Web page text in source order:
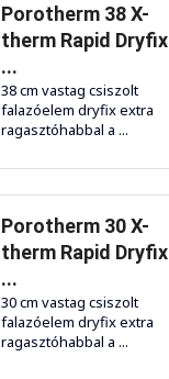
Porotherm 38 X-
therm Rapid Dryfix
...
38 cm vastag csiszolt
falazóelem dryfix extra
ragasztóhabbal a ...
Porotherm 30 X-
therm Rapid Dryfix
...
30 cm vastag csiszolt
falazóelem dryfix extra
ragasztóhabbal a ...